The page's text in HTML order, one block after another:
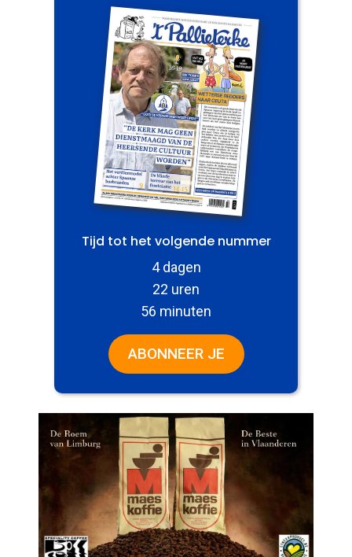
Tijd tot het volgende nummer
4 dagen
22 uren
56 minuten
ABONNEER JE